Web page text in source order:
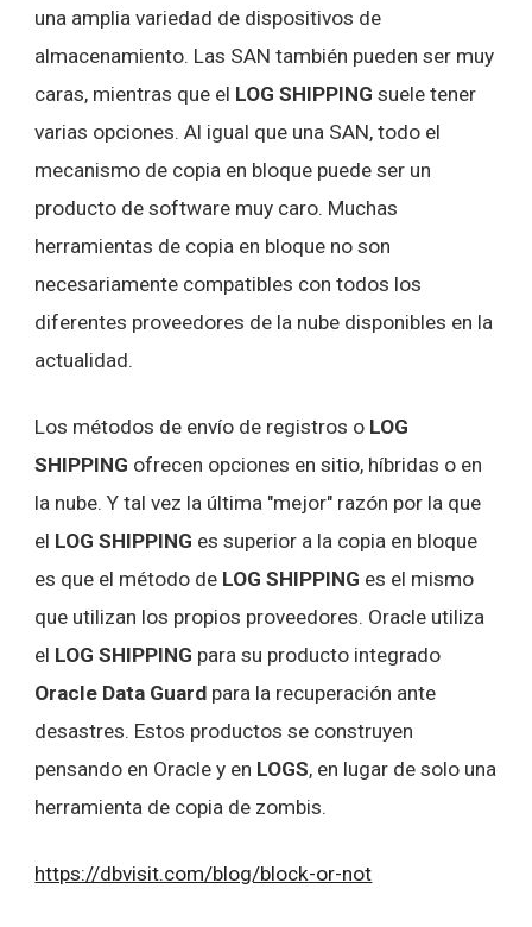
una amplia variedad de dispositivos de
almacenamiento. Las SAN también pueden ser muy
caras, mientras que el LOG SHIPPING suele tener
varias opciones. Al igual que una SAN, todo el
mecanismo de copia en bloque puede ser un
producto de software muy caro. Muchas
herramientas de copia en bloque no son
necesariamente compatibles con todos los
diferentes proveedores de la nube disponibles en la
actualidad.
Los métodos de envío de registros o LOG
SHIPPING ofrecen opciones en sitio, híbridas o en
la nube. Y tal vez la última "mejor" razón por la que
el LOG SHIPPING es superior a la copia en bloque
es que el método de LOG SHIPPING es el mismo
que utilizan los propios proveedores. Oracle utiliza
el LOG SHIPPING para su producto integrado
Oracle Data Guard para la recuperación ante
desastres. Estos productos se construyen
pensando en Oracle y en LOGS, en lugar de solo una
herramienta de copia de zombis.
https://dbvisit.com/blog/block-or-not